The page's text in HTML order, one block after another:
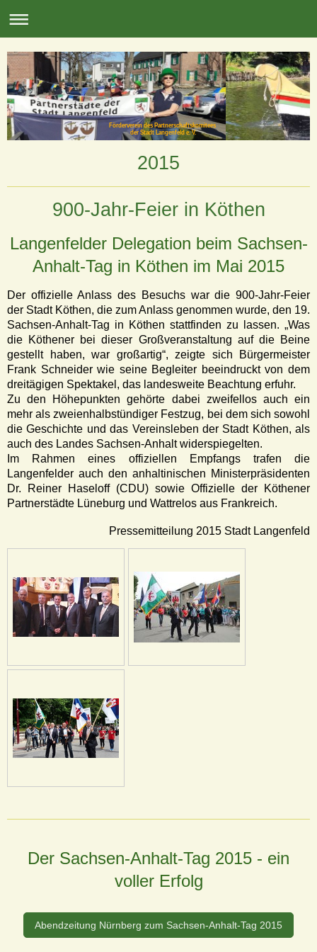
Förderverein des Partnerschaftskomitees
der Stadt Langenfeld e. V.
2015
900-Jahr-Feier in Köthen
Langenfelder Delegation beim Sachsen-
Anhalt-Tag in Köthen im Mai 2015
Der offizielle Anlass des Besuchs war die 900-Jahr-Feier
der Stadt Köthen, die zum Anlass genommen wurde, den 19.
Sachsen-Anhalt-Tag in Köthen stattfinden zu lassen. „Was
die Köthener bei dieser Großveranstaltung auf die Beine
gestellt haben, war großartig“, zeigte sich Bürgermeister
Frank Schneider wie seine Begleiter beeindruckt von dem
dreitägigen Spektakel, das landesweite Beachtung erfuhr.
Zu den Höhepunkten gehörte dabei zweifellos auch ein
mehr als zweienhalbstündiger Festzug, bei dem sich sowohl
die Geschichte und das Vereinsleben der Stadt Köthen, als
auch des Landes Sachsen-Anhalt widerspiegelten.
Im Rahmen eines offiziellen Empfangs trafen die
Langenfelder auch den anhaltinischen Ministerpräsidenten
Dr. Reiner Haseloff (CDU) sowie Offizielle der Köthener
Partnerstädte Lüneburg und Wattrelos aus Frankreich.
Pressemitteilung 2015 Stadt Langenfeld
Der Sachsen-Anhalt-Tag 2015 - ein
voller Erfolg
Abendzeitung Nürnberg zum Sachsen-Anhalt-Tag 2015